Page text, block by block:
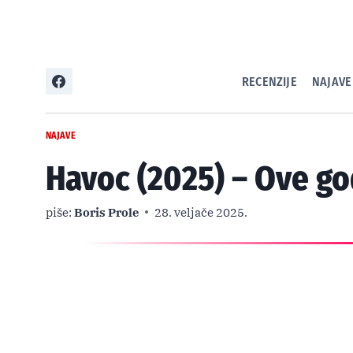
RECENZIJE NAJAVE
NAJAVE
Havoc (2025) – Ove
piše: Boris Prole 28. veljače 2025.